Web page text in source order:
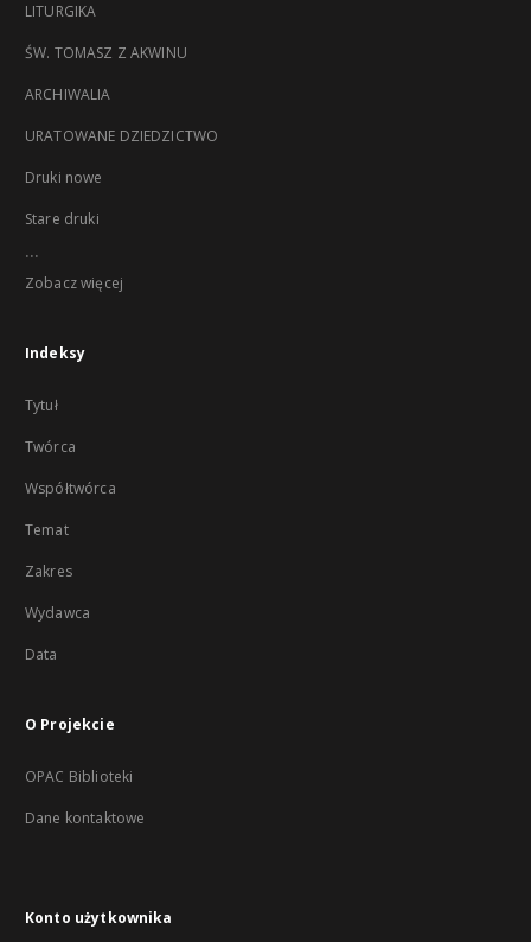
LITURGIKA
ŚW. TOMASZ Z AKWINU
ARCHIWALIA
URATOWANE DZIEDZICTWO
Druki nowe
Stare druki
...
Zobacz więcej
Indeksy
Tytuł
Twórca
Współtwórca
Temat
Zakres
Wydawca
Data
O Projekcie
OPAC Biblioteki
Dane kontaktowe
Konto użytkownika